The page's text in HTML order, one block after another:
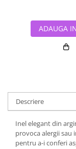
ADAUGA
Descriere
Inel elegant din
provoca alergii sau
pentru a-i conferi